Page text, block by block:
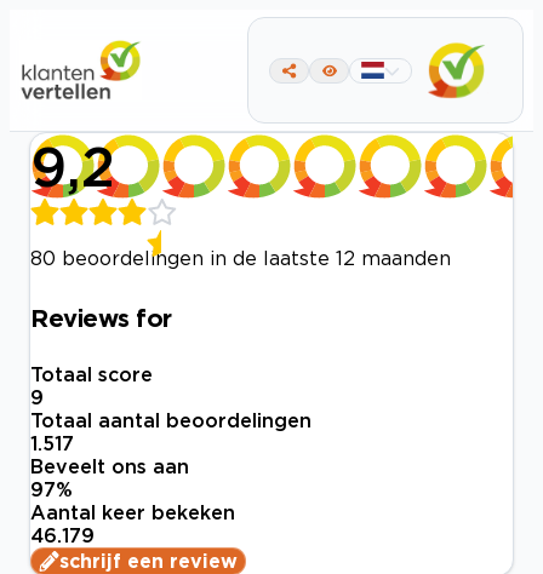
9,2
80 beoordelingen in de laatste 12 maanden
Reviews for
Totaal score
9
Totaal aantal beoordelingen
1.517
Beveelt ons aan
97%
Aantal keer bekeken
46.179
schrijf een review